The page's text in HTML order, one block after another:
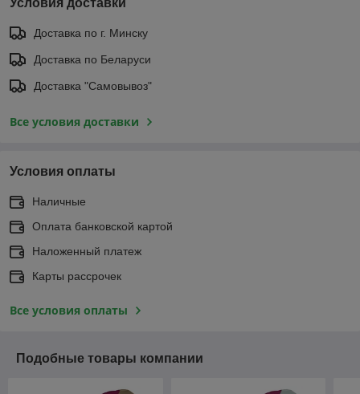
Условия доставки
Доставка по г. Минску
Доставка по Беларуси
Доставка "Самовывоз"
Все условия доставки
Условия оплаты
Наличные
Оплата банковской картой
Наложенный платеж
Карты рассрочек
Все условия оплаты
Подобные товары компании